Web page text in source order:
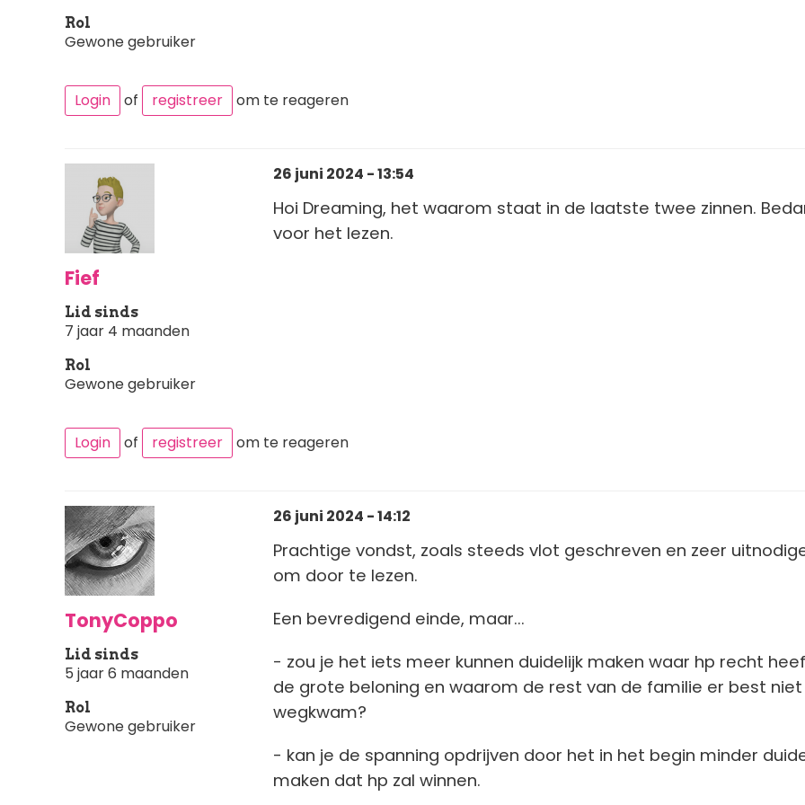
Rol
Gewone gebruiker
Login of registreer om te reageren
Fief
Lid sinds
7 jaar 4 maanden
Rol
Gewone gebruiker
26 juni 2024 - 13:54
Hoi Dreaming, het waarom staat in de laatste twee zinnen.
voor het lezen.
Login of registreer om te reageren
TonyCoppo
Lid sinds
5 jaar 6 maanden
Rol
Gewone gebruiker
26 juni 2024 - 14:12
Prachtige vondst, zoals steeds vlot geschreven en zeer
om door te lezen.
Een bevredigend einde, maar...
- zou je het iets meer kunnen duidelijk maken waar hp recht
de grote beloning en waarom de rest van de familie er best
wegkwam?
- kan je de spanning opdrijven door het in het begin minder
maken dat hp zal winnen.